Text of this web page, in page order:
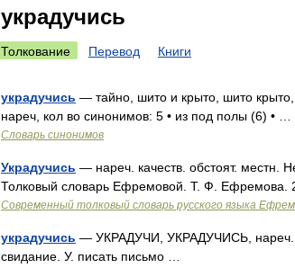
украдучись
Толкование Перевод Книги
украдучись — тайно, шито и крыто, шито
нареч, кол во синонимов: 5 • из под полы (6) • …
Словарь синонимов
Украдучись — нареч. качеств. обстоят. местн.
Толковый словарь Ефремовой. Т. Ф. Ефремова.
Современный толковый словарь русского языка
украдучись — УКРАДУЧИ, УКРАДУЧИСЬ, нареч.
свидание. У. писать письмо …